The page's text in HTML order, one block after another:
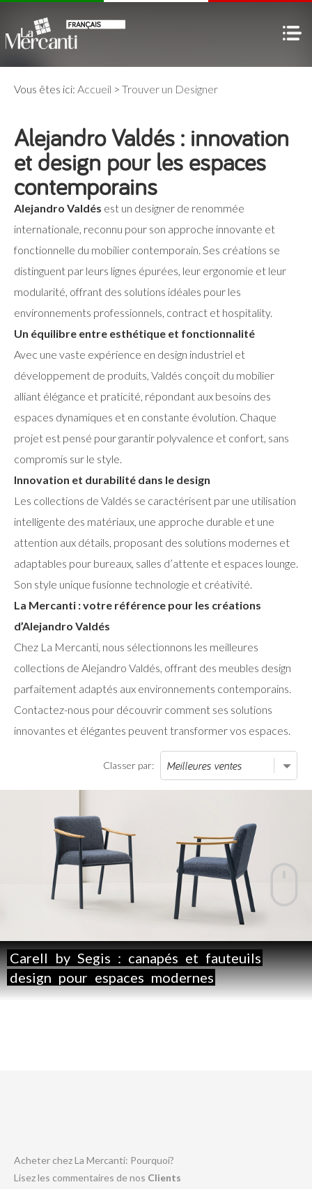
Vous êtes ici: Accueil > Trouver un Designer
Alejandro Valdés : innovation
et design pour les espaces
contemporains
Alejandro Valdés est un designer de renommée
internationale, reconnu pour son approche innovante et
fonctionnelle du mobilier contemporain. Ses créations se
distinguent par leurs lignes épurées, leur ergonomie et leur
modularité, offrant des solutions idéales pour les
environnements professionnels, contract et hospitality.
Un équilibre entre esthétique et fonctionnalité
Avec une vaste expérience en design industriel et
développement de produits, Valdés conçoit du mobilier
alliant élégance et praticité, répondant aux besoins des
espaces dynamiques et en constante évolution. Chaque
projet est pensé pour garantir polyvalence et confort, sans
compromis sur le style.
Innovation et durabilité dans le design
Les collections de Valdés se caractérisent par une utilisation
intelligente des matériaux, une approche durable et une
attention aux détails, proposant des solutions modernes et
adaptables pour bureaux, salles d’attente et espaces lounge.
Son style unique fusionne technologie et créativité.
La Mercanti : votre référence pour les créations
d’Alejandro Valdés
Chez La Mercanti, nous sélectionnons les meilleures
collections de Alejandro Valdés, offrant des meubles design
parfaitement adaptés aux environnements contemporains.
Contactez-nous pour découvrir comment ses solutions
innovantes et élégantes peuvent transformer vos espaces.
Classer par:
Carell by Segis : canapés et fauteuils
design pour espaces modernes
Acheter chez La Mercanti: Pourquoi?
Lisez les commentaires de nos Clients